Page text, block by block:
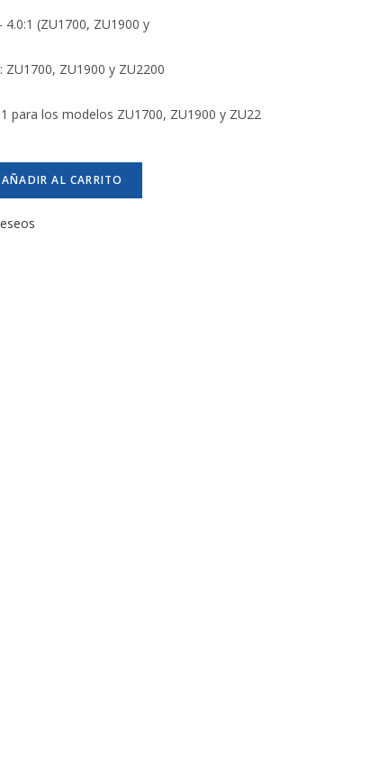
(ZU1700, ZU1900 y
ZU1900 y ZU2200
para los modelos ZU1700, ZU1900 y ZU22
AÑADIR AL CARRITO